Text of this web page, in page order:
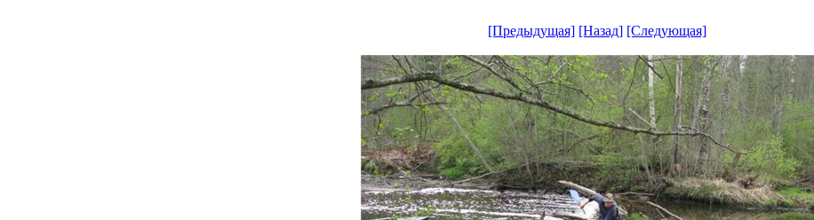
[Предыдущая] [Назад] [Следующая]